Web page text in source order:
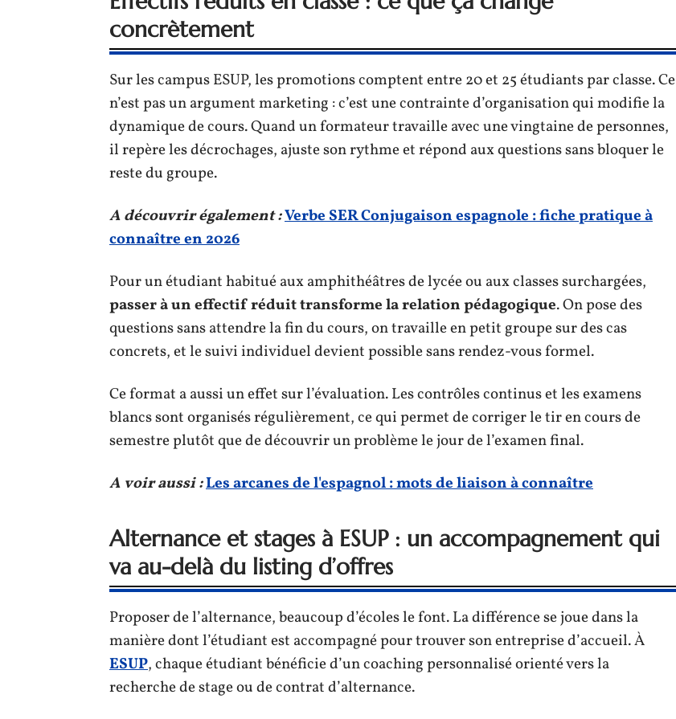
concrètement
Sur les campus ESUP, les promotions comptent entre 20 et 25 étudiants par classe. Ce
n’est pas un argument marketing : c’est une contrainte d’organisation qui modifie la
dynamique de cours. Quand un formateur travaille avec une vingtaine de personnes,
il repère les décrochages, ajuste son rythme et répond aux questions sans bloquer le
reste du groupe.
A découvrir également :Verbe SER Conjugaison espagnole : fiche pratique à
connaître en 2026
Pour un étudiant habitué aux amphithéâtres de lycée ou aux classes surchargées,
passer à un effectif réduit transforme la relation pédagogique. On pose des
questions sans attendre la fin du cours, on travaille en petit groupe sur des cas
concrets, et le suivi individuel devient possible sans rendez-vous formel.
Ce format a aussi un effet sur l’évaluation. Les contrôles continus et les examens
blancs sont organisés régulièrement, ce qui permet de corriger le tir en cours de
semestre plutôt que de découvrir un problème le jour de l’examen final.
A voir aussi :Les arcanes de l'espagnol : mots de liaison à connaître
Alternance et stages à ESUP : un accompagnement qui
va au-delà du listing d’offres
Proposer de l’alternance, beaucoup d’écoles le font. La différence se joue dans la
manière dont l’étudiant est accompagné pour trouver son entreprise d’accueil. À
ESUP, chaque étudiant bénéficie d’un coaching personnalisé orienté vers la
recherche de stage ou de contrat d’alternance.